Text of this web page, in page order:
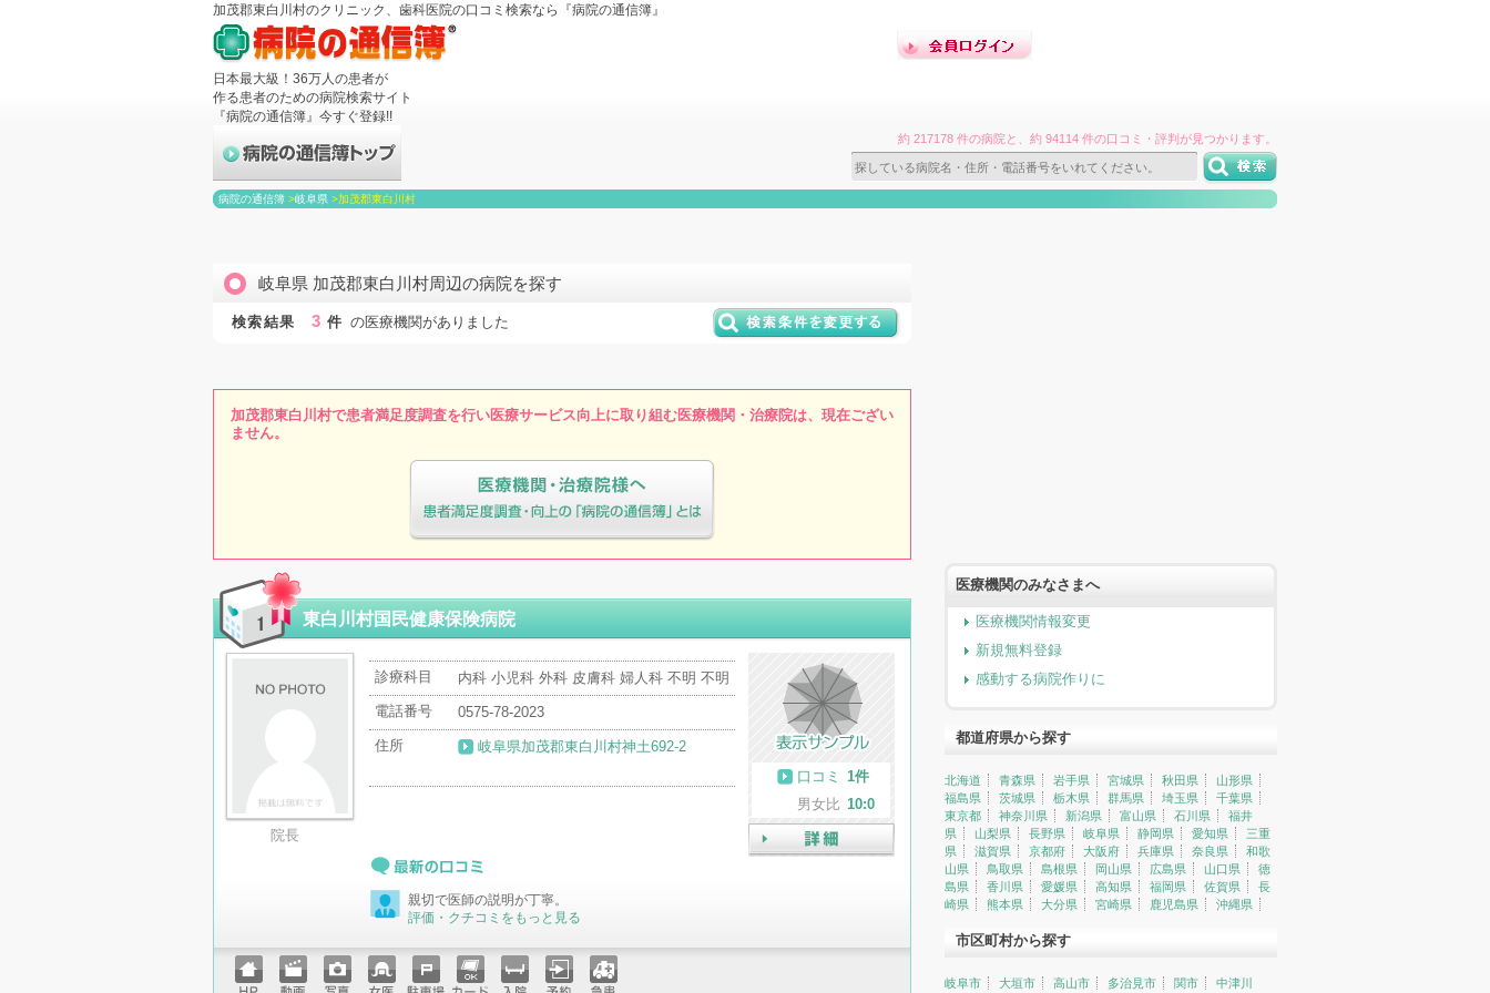
加茂郡東白川村のクリニック、歯科医院の口コミ検索なら『病院の通信簿』
日本最大級！36万人の患者が
作る患者のための病院検索サイト
『病院の通信簿』今すぐ登録!!
約 217178 件の病院と、約 94114 件の口コミ・評判が見つかります。
病院の通信簿 >岐阜県 >加茂郡東白川村
岐阜県 加茂郡東白川村周辺の病院を探す
検索結果 3 件 の医療機関がありました
加茂郡東白川村で患者満足度調査を行い医療サービス向上に取り組む医療機関・治療院は、現在ござい
ません。
東白川村国民健康保険病院
院長
診療科目
内科 小児科 外科 皮膚科 婦人科 不明 不明
電話番号
0575-78-2023
住所
岐阜県加茂郡東白川村神土692-2
口コミ
1件
男女比 10:0
最新の口コミ親切で医師の説明が丁寧。
評価・クチコミをもっと見る
医療機関のみなさまへ
医療機関情報変更
新規無料登録
感動する病院作りに
都道府県から探す
北海道 青森県 岩手県 宮城県 秋田県
山形県
福島県
茨城県 栃木県 群馬県 埼玉県
千葉県
東京都
神奈川県 新潟県 富山県 石川県
福井
県
山梨県 長野県 岐阜県 静岡県 愛知県
三重
県
滋賀県 京都府 大阪府 兵庫県 奈良県
和歌
山県
鳥取県 島根県 岡山県 広島県 山口県
徳
島県
香川県 愛媛県 高知県 福岡県 佐賀県
長
崎県
熊本県 大分県 宮崎県 鹿児島県 沖縄県
市区町村から探す
岐阜市 大垣市 高山市 多治見市 関市
中津川